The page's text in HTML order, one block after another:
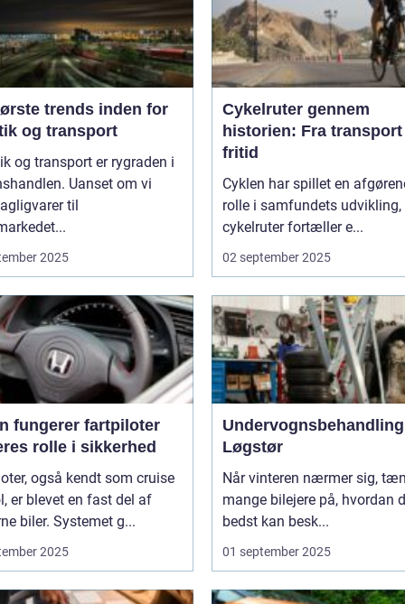
trends inden for
og transport
og transport er rygraden i
Uanset om vi
til
2025
Cykelruter gennem
historien: Fra
fritid
Cyklen har spillet en
rolle i samfundets udvikling,
cykelruter fortæller e...
02 september 2025
fungerer fartpiloter
rolle i sikkerhed
også kendt som cruise
er blevet en fast del af
biler. Systemet g...
2025
Løgstør
Når vinteren nærmer sig,
mange bilejere på, hvordan
bedst kan besk...
01 september 2025